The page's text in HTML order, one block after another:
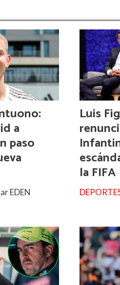
a
paso
EDEN
Luis
la FIFA